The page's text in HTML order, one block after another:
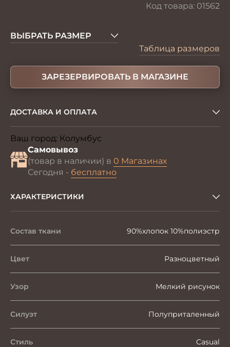
Код товара: 01562
ВЫБРАТЬ РАЗМЕР
Таблица размеров
ЗАРЕЗЕРВИРОВАТЬ В МАГАЗИНЕ
ДОСТАВКА И ОПЛАТА
Ваш город: Колумбус
Самовывоз
(товар в наличии) в 0 Магазинах
Сегодня - бесплатно
ХАРАКТЕРИСТИКИ
Состав ткани 90%хлопок 10%полиэстр
Цвет Разноцветный
Узор Мелкий рисунок
Силуэт Полуприталенный
Стиль Casual